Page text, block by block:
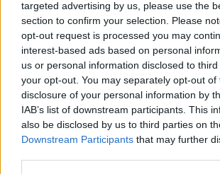
targeted advertising by us, please use the
section to confirm your selection. Please
opt-out request is processed you may
interest-based ads based on personal
us or personal information disclosed to
your opt-out. You may separately opt-out of
disclosure of your personal information by
IAB’s list of downstream participants. This
also be disclosed by us to third parties on
Downstream Participants that may further
Schinchirimini; D'Amico, Cruz,
a disposizione: Musajo, Diaz,
Roura, Milano, Cuoghi, Bianco all.
Rugby Viadana 1970:
Orellana, Jannelli (cap),
Segovia, Colledan, Boschetti;
Oubiña R., Dorronsoro,
disposizione: Casasola,